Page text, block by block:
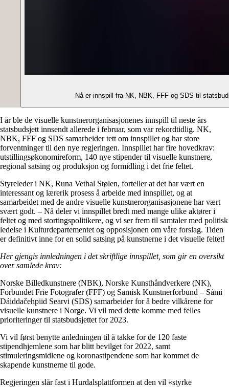
Nå er innspill fra NK, NBK, FFF og SDS til
I år ble de visuelle kunstnerorganisasjonenes innspill til neste års
statsbudsjett innsendt allerede i februar, som var rekordtidlig. NK,
NBK, FFF og SDS samarbeider tett om innspillet og har store
forventninger til den nye regjeringen. Innspillet har fire hovedkrav:
utstillingsøkonomireform, 140 nye stipender til visuelle kunstnere,
regional satsing og produksjon og formidling i det frie feltet.
Styreleder i NK, Runa Vethal Stølen, forteller at det har vært en
interessant og lærerik prosess å arbeide med innspillet, og at
samarbeidet med de andre visuelle kunstnerorganisasjonene har vært
svært godt. – Nå deler vi innspillet bredt med mange ulike aktører i
feltet og med stortingspolitikere, og vi ser frem til samtaler med politisk
ledelse i Kulturdepartementet og opposisjonen om våre forslag. Tiden
er definitivt inne for en solid satsing på kunstnerne i det visuelle feltet!
Her gjengis innledningen i det skriftlige innspillet, som gir en oversikt
over samlede krav:
Norske Billedkunstnere (NBK), Norske Kunsthåndverkere (NK),
Forbundet Frie Fotografer (FFF) og Samisk Kunstnerforbund – Sámi
Dáiddačehpiid Searvi (SDS) samarbeider for å bedre vilkårene for
visuelle kunstnere i Norge. Vi vil med dette komme med felles
prioriteringer til statsbudsjettet for 2023.
Vi vil først benytte anledningen til å takke for de 120 faste
stipendhjemlene som har blitt bevilget for 2022, samt
stimuleringsmidlene og koronastipendene som har kommet de
skapende kunstnerne til gode.
Regjeringen slår fast i Hurdalsplattformen at den vil «styrke